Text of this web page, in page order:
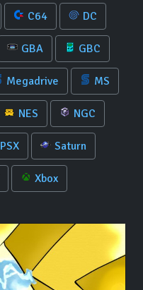
C64 DC
GBA GBC
Megadrive MS
NES NGC
PSX Saturn
Xbox